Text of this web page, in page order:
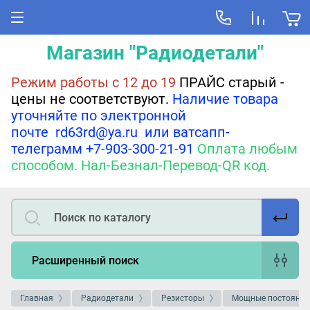
Магазин "Радиодетали"
Режим работы с 12 до 19 ПРАЙС старый -
цены не соответствуют. Наличие товара
уточняйте по электронной
почте rd63rd@ya.ru или ватсапп-
телеграмм +7-903-300-21-91 Оплата любым
способом. Нал-Безнал-Перевод-QR код.
Расширенный поиск
Главная Радиодетали Резисторы Мощные